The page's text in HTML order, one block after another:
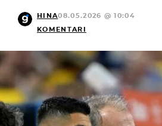
HINA08.05.2026 @ 10:04
KOMENTARI